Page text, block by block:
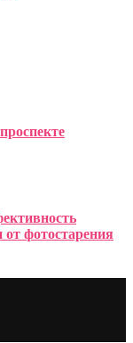
фотостарения